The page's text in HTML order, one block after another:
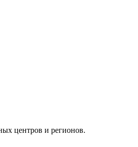
центров и регионов.